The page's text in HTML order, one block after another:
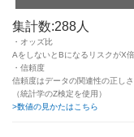
集計数:288人
・オッズ比
AをしないとBになるリスクがX
・信頼度
信頼度はデータの関連性の正しさ
（統計学のZ検定を使用）
>数値の見かたはこちら